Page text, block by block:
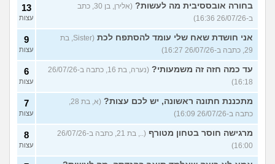
בחורה אובססיבית מה לעשות?
(אלירן, בן 30, כתב
ב-26/07/26 16:36)
13
עצות
אני חושדת שאח שלי עומד להסתפח לכת
(Sister, בת
29, כתבה ב-26/07/26 16:27)
9
עצות
עד כמה חזה זה משמעותי?
(נערה, בת 16, כתבה ב-26/07/26
16:18)
6
עצות
מתכננת חתונה ראשונה, יש לכם עצות?
כתבה ב-26/07/26 16:09)
7
עצות
מרגישה חוסר בטחון מטורף
(.., בת 21, כתבה ב-26/07/26
16:00)
8
עצות